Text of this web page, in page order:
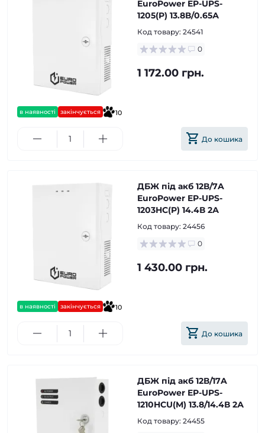
в наявності закінчується 10
EuroPower EP-UPS-
1205(P) 13.8В/0.65А
Код товару: 24541
0
1 172.00 грн.
До кошика
в наявності закінчується 10
ДБЖ під акб 12В/7A
EuroPower EP-UPS-
1203HC(P) 14.4В 2А
Код товару: 24456
0
1 430.00 грн.
До кошика
ДБЖ під акб 12В/17A
EuroPower EP-UPS-
1210HCU(M) 13.8/14.4В 2А
Код товару: 24455